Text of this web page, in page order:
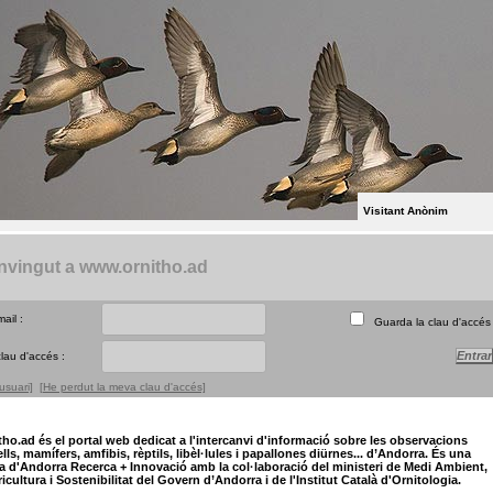
Visitant Anònim
a www.ornitho.ad
: Guarda la clau d'accés
d'accés :
[He perdut la meva clau d'accés]
és el portal web dedicat a l'intercanvi d'informació sobre les observacions
mamífers, amfibis, rèptils, libèl·lules i papallones diürnes... d’Andorra. És una
d'Andorra Recerca + Innovació amb la col·laboració del ministeri de Medi Ambient,
i Sostenibilitat del Govern d’Andorra i de l'Institut Català d'Ornitologia.